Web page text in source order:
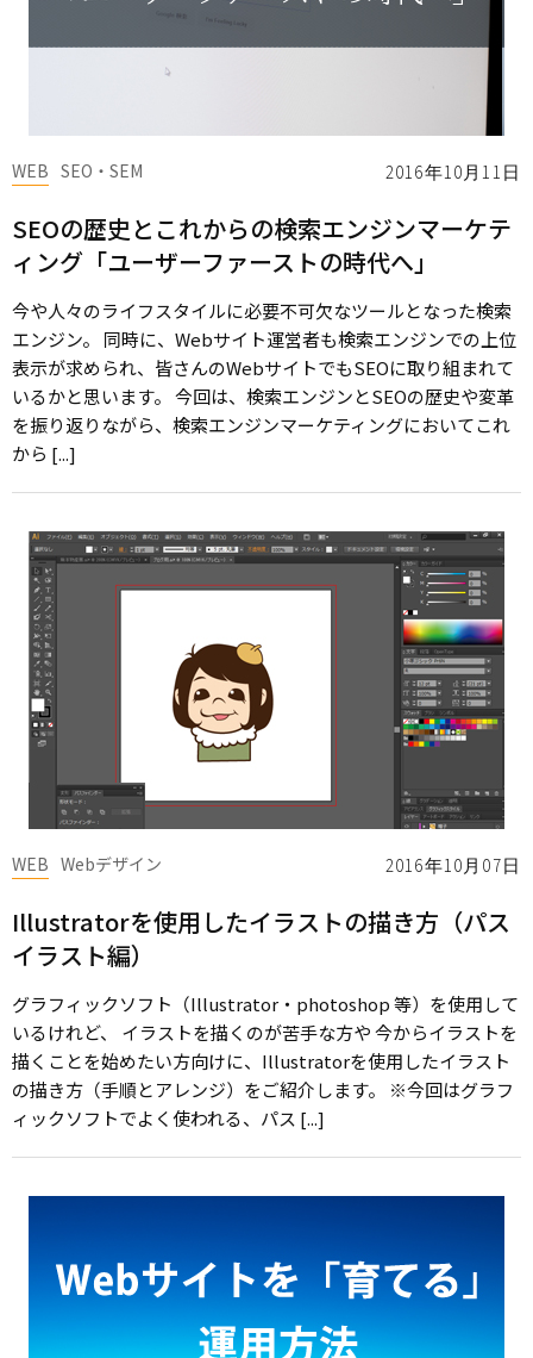
2016年10月11日
WEB SEO・SEM
SEOの歴史とこれからの検索エンジンマーケテ
ィング「ユーザーファーストの時代へ」
今や人々のライフスタイルに必要不可欠なツールとなった検索
エンジン。 同時に、Webサイト運営者も検索エンジンでの上位
表示が求められ、皆さんのWebサイトでもSEOに取り組まれて
いるかと思います。 今回は、検索エンジンとSEOの歴史や変革
を振り返りながら、検索エンジンマーケティングにおいてこれ
から [...]
2016年10月07日
WEB Webデザイン
Illustratorを使用したイラストの描き方（パス
イラスト編）
グラフィックソフト（Illustrator・photoshop 等）を使用して
いるけれど、 イラストを描くのが苦手な方や 今からイラストを
描くことを始めたい方向けに、Illustratorを使用したイラスト
の描き方（手順とアレンジ）をご紹介します。 ※今回はグラフ
ィックソフトでよく使われる、パス [...]